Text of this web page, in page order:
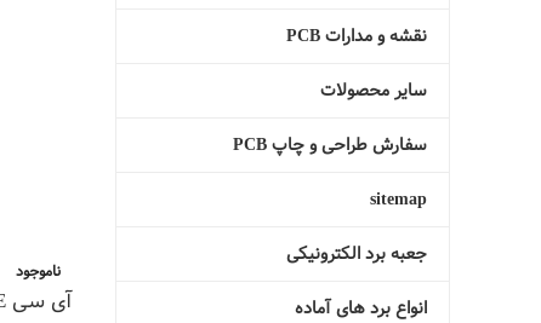
نقشه و مدارات PCB
سایر محصولات
سفارش طراحی و چاپ PCB
sitemap
جعبه برد الکترونیکی
انواع برد های آماده
ناموجود
آی سی IC CD4066BE